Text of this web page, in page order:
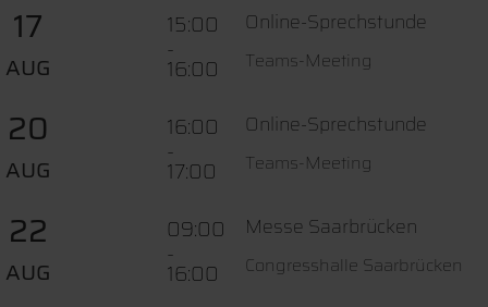
17
AUG
15:00
-
16:00
Online-Sprechstunde
Teams-Meeting
20
AUG
16:00
-
17:00
Online-Sprechstunde
Teams-Meeting
22
AUG
09:00
-
16:00
Messe Saarbrücken
Congresshalle Saarbrücken